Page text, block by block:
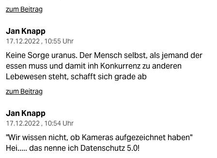
zum Beitrag
Jan Knapp
17.12.2022 , 10:55 Uhr
Keine Sorge uranus. Der Mensch selbst, als jemand der
essen muss und damit inh Konkurrenz zu anderen
Lebewesen steht, schafft sich grade ab
zum Beitrag
Jan Knapp
17.12.2022 , 10:54 Uhr
"Wir wissen nicht, ob Kameras aufgezeichnet haben"
Hei..... das nenne ich Datenschutz 5.0!